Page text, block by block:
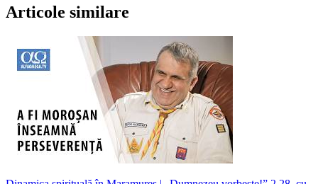
Articole similare